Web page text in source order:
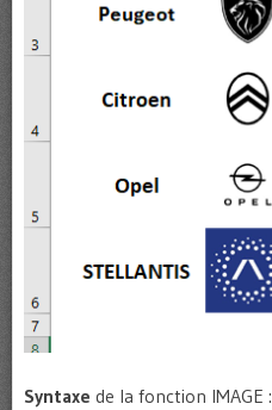
Syntaxe de la fonction IMAGE :